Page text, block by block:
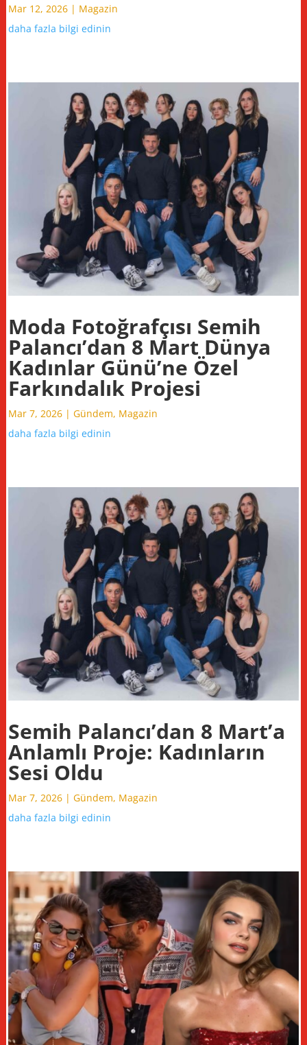
Mar 12, 2026 | Magazin
daha fazla bilgi edinin
Moda Fotoğrafçısı Semih
Palancı’dan 8 Mart Dünya
Kadınlar Günü’ne Özel
Farkındalık Projesi
Mar 7, 2026 | Gündem, Magazin
daha fazla bilgi edinin
Semih Palancı’dan 8 Mart’a
Anlamlı Proje: Kadınların
Sesi Oldu
Mar 7, 2026 | Gündem, Magazin
daha fazla bilgi edinin